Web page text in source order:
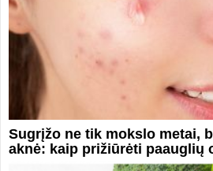
Sugrįžo ne tik mokslo metai,
aknė: kaip prižiūrėti paauglių